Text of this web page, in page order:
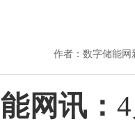
作者：数字储能网
网讯：